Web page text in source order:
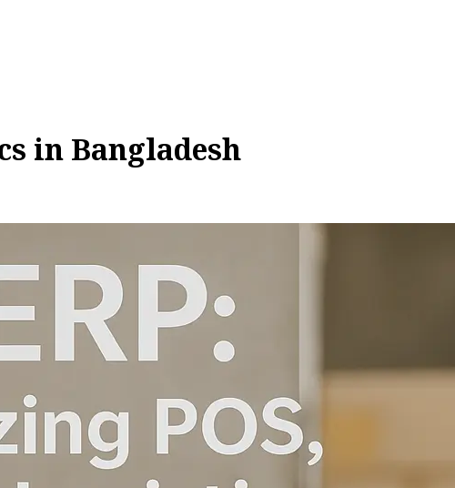
in Bangladesh